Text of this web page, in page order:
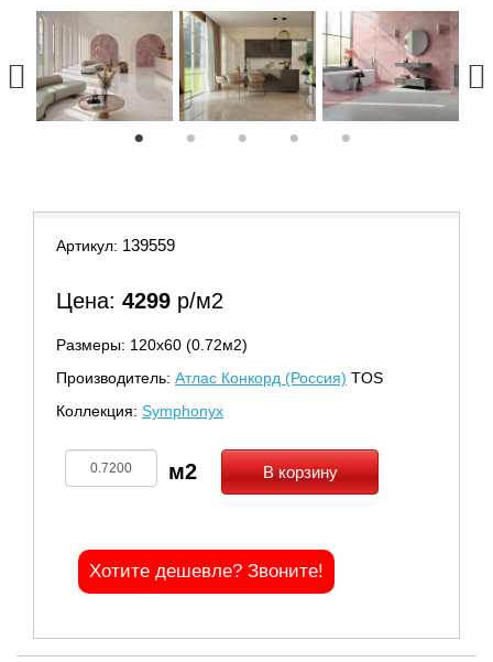
Артикул: 139559
Цена: 4299 р/м2
Размеры: 120х60 (0.72м2)
Производитель: Атлас Конкорд (Россия) TOS
Коллекция: Symphonyx
В корзину
Хотите дешевле? Звоните!